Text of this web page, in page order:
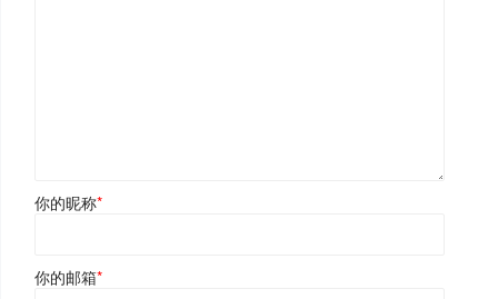
你的昵称*
你的邮箱*